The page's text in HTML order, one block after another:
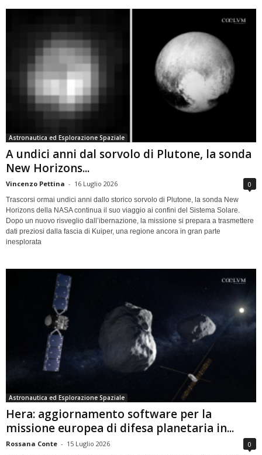
Astronautica ed Esplorazione Spaziale
A undici anni dal sorvolo di Plutone, la sonda
New Horizons...
Vincenzo Pettina - 16 Luglio 2026 0
Trascorsi ormai undici anni dallo storico sorvolo di Plutone, la sonda New
Horizons della NASA continua il suo viaggio ai confini del Sistema Solare.
Dopo un nuovo risveglio dall’ibernazione, la missione si prepara a trasmettere
dati preziosi dalla fascia di Kuiper, una regione ancora in gran parte
inesplorata
Astronautica ed Esplorazione Spaziale
Hera: aggiornamento software per la
missione europea di difesa planetaria in...
Rossana Conte - 15 Luglio 2026 0